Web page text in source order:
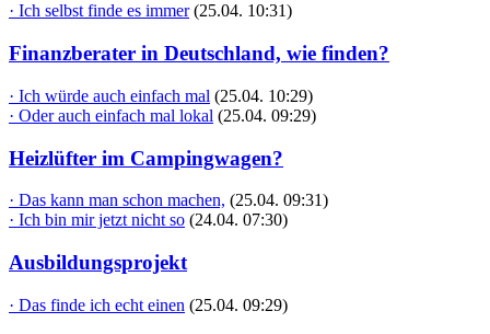
· Ich selbst finde es immer (25.04. 10:31)
Finanzberater in Deutschland, wie finden?
· Ich würde auch einfach mal (25.04. 10:29)
· Oder auch einfach mal lokal (25.04. 09:29)
Heizlüfter im Campingwagen?
· Das kann man schon machen, (25.04. 09:31)
· Ich bin mir jetzt nicht so (24.04. 07:30)
Ausbildungsprojekt
· Das finde ich echt einen (25.04. 09:29)